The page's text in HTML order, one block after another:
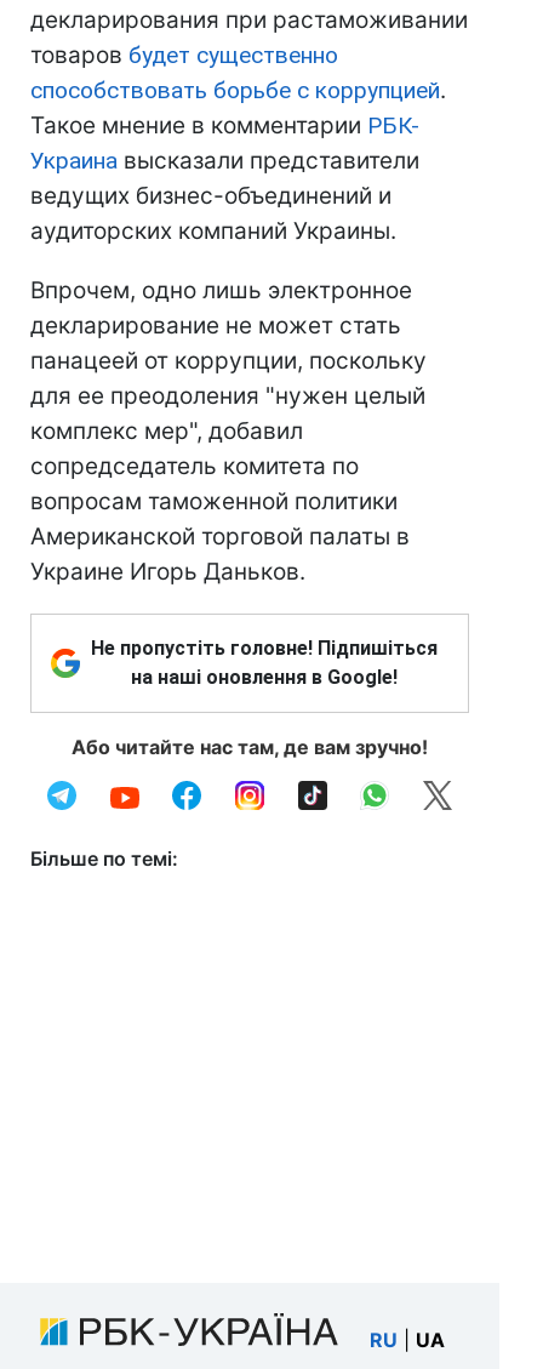
декларирования при растаможивании
товаров будет существенно
способствовать борьбе с коррупцией.
Такое мнение в комментарии РБК-
Украина высказали представители
ведущих бизнес-объединений и
аудиторских компаний Украины.
Впрочем, одно лишь электронное
декларирование не может стать
панацеей от коррупции, поскольку
для ее преодоления "нужен целый
комплекс мер", добавил
сопредседатель комитета по
вопросам таможенной политики
Американской торговой палаты в
Украине Игорь Даньков.
Не пропустіть головне! Підпишіться
на наші оновлення в Google!
Або читайте нас там, де вам зручно!
Більше по темі:
RU UA